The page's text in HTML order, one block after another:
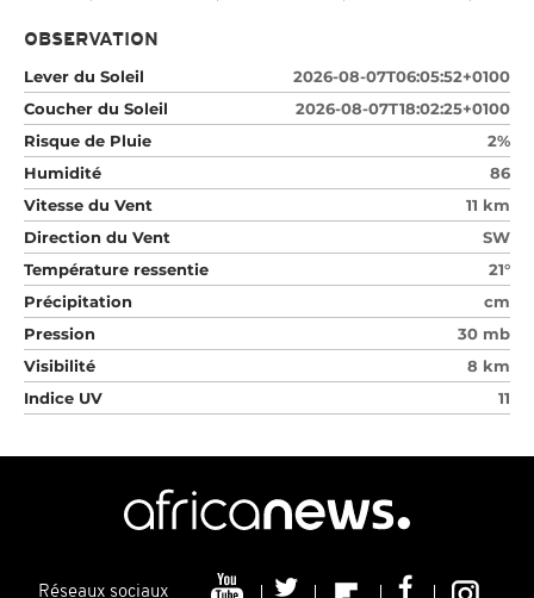
OBSERVATION
Lever du Soleil
2026-08-07T06:05:52+0100
Coucher du Soleil
2026-08-07T18:02:25+0100
Risque de Pluie
2%
Humidité
86
Vitesse du Vent
11 km
Direction du Vent
SW
Température ressentie
21°
Précipitation
cm
Pression
30 mb
Visibilité
8 km
Indice UV
11
Réseaux sociaux